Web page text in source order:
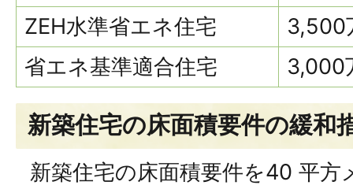
ZEH水準省エネ住宅
3,500
省エネ基準適合住宅
3,000
新築住宅の床面積要件の緩和
新築住宅の床面積要件を40 平方